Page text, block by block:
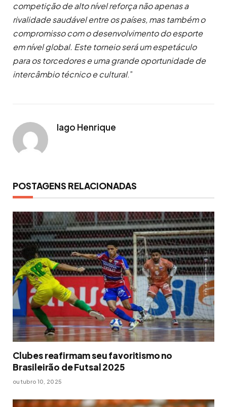
competição de alto nível reforça não apenas a
rivalidade saudável entre os países, mas também o
compromisso com o desenvolvimento do esporte
em nível global. Este torneio será um espetáculo
para os torcedores e uma grande oportunidade de
intercâmbio técnico e cultural.”
Iago Henrique
POSTAGENS RELACIONADAS
Clubes reafirmam seu favoritismo no
Brasileirão de Futsal 2025
outubro 10, 2025